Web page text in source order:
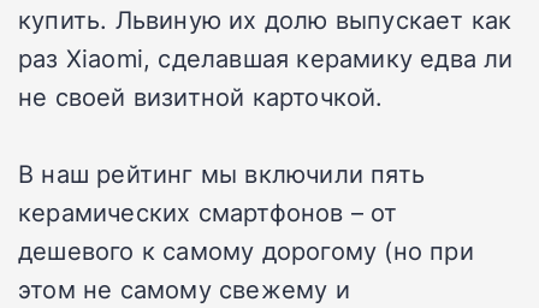
купить. Львиную их долю выпускает как
раз Xiaomi, сделавшая керамику едва ли
не своей визитной карточкой.
В наш рейтинг мы включили пять
керамических смартфонов – от
дешевого к самому дорогому (но при
этом не самому свежему и